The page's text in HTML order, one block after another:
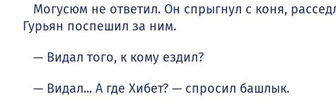
Могусюм не ответил. Он спрыгнул с коня,
Гурьян поспешил за ним.
— Видал того, к кому ездил?
— Видал... А где Хибет? — спросил башлык.